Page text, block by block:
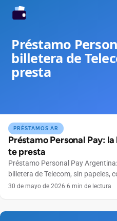
PRÉSTAMOS AR
Préstamo Personal Pay:
te presta
Préstamo Personal Pay
billetera de Telecom, sin papeles,
Conocé condiciones.
30 de mayo de 2026·6 min de lectura